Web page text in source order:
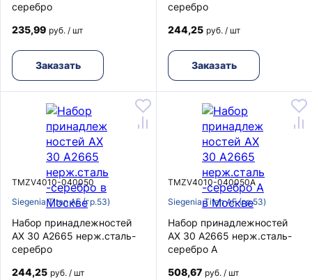
серебро
235,99 руб. / шт
Заказать
серебро
244,25 руб. / шт
Заказать
TMZV4010-040050
Siegenia Titan AF (гр.53)
Набор принадлежностей
AX 30 A2665 нерж.сталь-
серебро
244,25 руб. / шт
TMZV4010-040050A
Siegenia Titan AF (гр.53)
Набор принадлежностей
AX 30 A2665 нерж.сталь-
серебро A
508,67 руб. / шт